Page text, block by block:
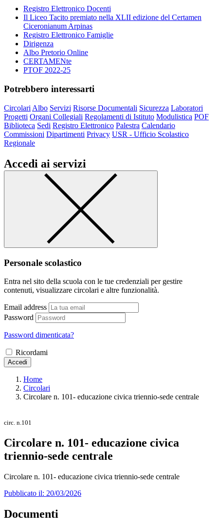
Registro Elettronico Docenti
Il Liceo Tacito premiato nella XLII edizione del Certamen
Ciceronianum Arpinas
Registro Elettronico Famiglie
Dirigenza
Albo Pretorio Online
CERTAMENte
PTOF 2022-25
Potrebbero interessarti
Circolari Albo Servizi Risorse Documentali Sicurezza Laboratori
Progetti Organi Collegiali Regolamenti di Istituto Modulistica POF
Biblioteca Sedi Registro Elettronico Palestra Calendario
Commissioni Dipartimenti Privacy USR - Ufficio Scolastico
Regionale
Accedi ai servizi
Personale scolastico
Entra nel sito della scuola con le tue credenziali per gestire
contenuti, visualizzare circolari e altre funzionalità.
Email address
Password
Password dimenticata?
Ricordami
Accedi
Home
Circolari
Circolare n. 101- educazione civica triennio-sede centrale
circ. n.101
Circolare n. 101- educazione civica
triennio-sede centrale
Circolare n. 101- educazione civica triennio-sede centrale
Pubblicato il: 20/03/2026
Documenti